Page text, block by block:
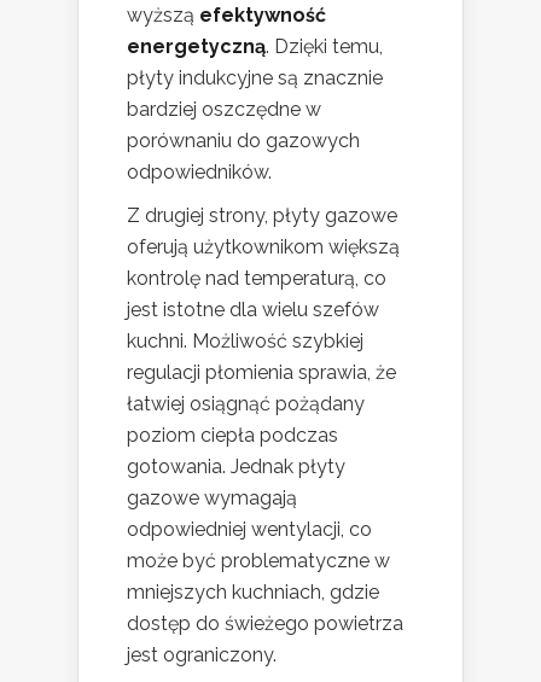
wyższą efektywność
energetyczną. Dzięki temu,
płyty indukcyjne są znacznie
bardziej oszczędne w
porównaniu do gazowych
odpowiedników.
Z drugiej strony, płyty gazowe
oferują użytkownikom większą
kontrolę nad temperaturą, co
jest istotne dla wielu szefów
kuchni. Możliwość szybkiej
regulacji płomienia sprawia, że
łatwiej osiągnąć pożądany
poziom ciepła podczas
gotowania. Jednak płyty
gazowe wymagają
odpowiedniej wentylacji, co
może być problematyczne w
mniejszych kuchniach, gdzie
dostęp do świeżego powietrza
jest ograniczony.